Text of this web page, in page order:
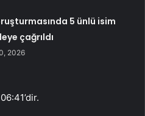
5 ünlü isim
çağrıldı
2026